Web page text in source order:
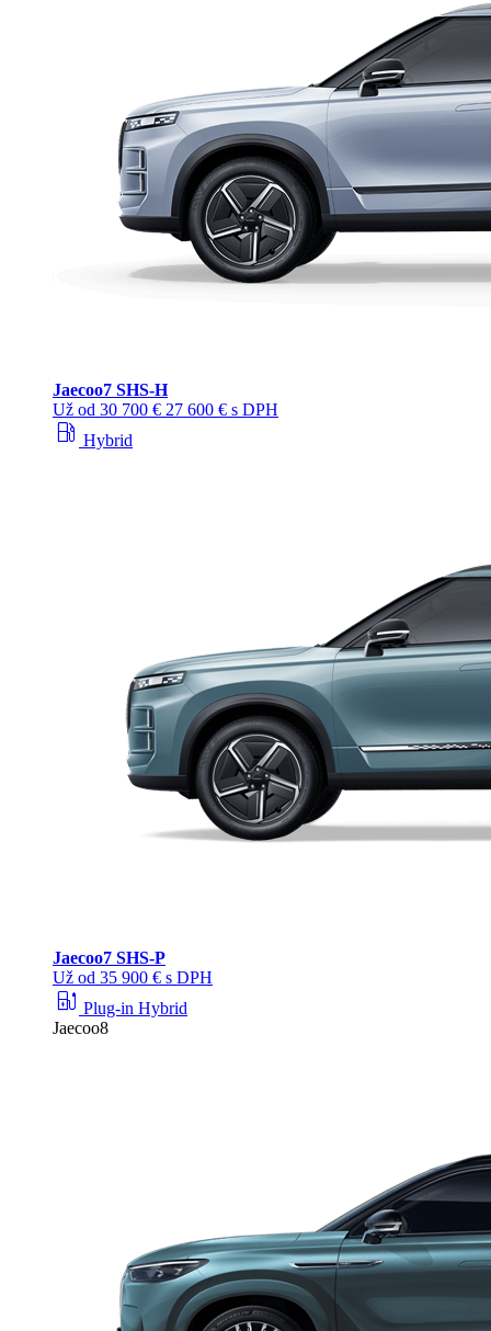
Jaecoo7 SHS-H
Už od 30 700 € 27 600 € s DPH
local_gas_station Hybrid
Jaecoo7 SHS-P
Už od 35 900 € s DPH
ev_station Plug-in Hybrid
Jaecoo8